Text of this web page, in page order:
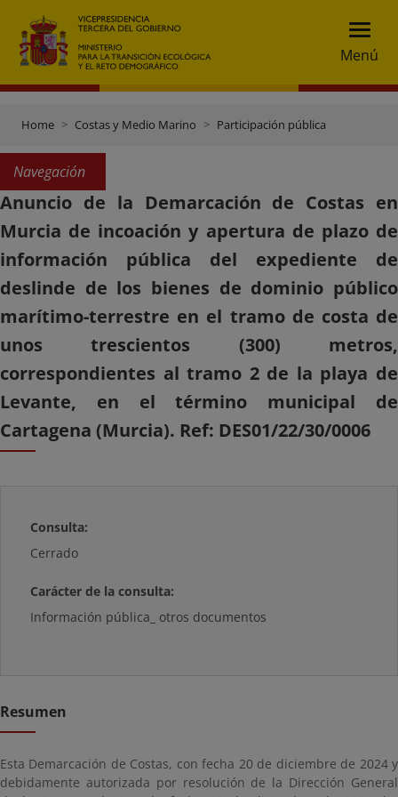
Menú
Home Costas y Medio Marino Participación pública
Navegación
Anuncio de la Demarcación de Costas en
Murcia de incoación y apertura de plazo de
información pública del expediente de
deslinde de los bienes de dominio público
marítimo-terrestre en el tramo de costa de
unos trescientos (300) metros,
correspondientes al tramo 2 de la playa de
Levante, en el término municipal de
Cartagena (Murcia). Ref: DES01/22/30/0006
Consulta:
Cerrado
Carácter de la consulta:
Información pública_ otros documentos
Resumen
Esta Demarcación de Costas, con fecha 20 de diciembre de 2024 y
debidamente autorizada por resolución de la Dirección General